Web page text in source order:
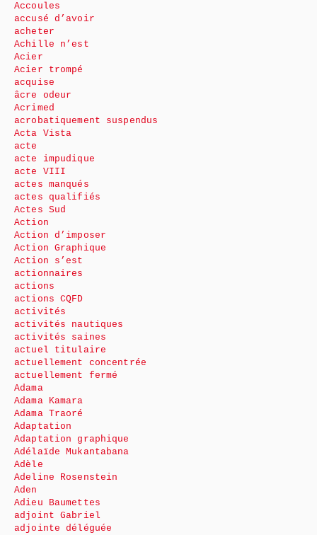
Accoules
accusé d’avoir
acheter
Achille n’est
Acier
Acier trompé
acquise
âcre odeur
Acrimed
acrobatiquement suspendus
Acta Vista
acte
acte impudique
acte VIII
actes manqués
actes qualifiés
Actes Sud
Action
Action d’imposer
Action Graphique
Action s’est
actionnaires
actions
actions CQFD
activités
activités nautiques
activités saines
actuel titulaire
actuellement concentrée
actuellement fermé
Adama
Adama Kamara
Adama Traoré
Adaptation
Adaptation graphique
Adélaïde Mukantabana
Adèle
Adeline Rosenstein
Aden
Adieu Baumettes
adjoint Gabriel
adjointe déléguée